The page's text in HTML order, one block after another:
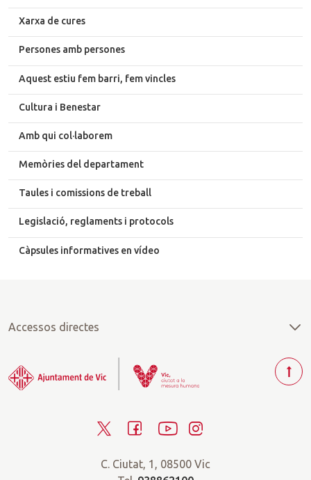
Xarxa de cures
Persones amb persones
Aquest estiu fem barri, fem vincles
Cultura i Benestar
Amb qui col·laborem
Memòries del departament
Taules i comissions de treball
Legislació, reglaments i protocols
Càpsules informatives en vídeo
Accessos directes
i
c
Y
u
s
C. Ciutat, 1, 08500 Vic
T